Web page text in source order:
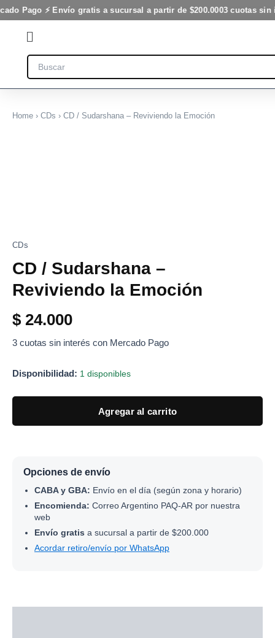
Pago ⚡ Envío gratis a sucursal a partir de $200.0003 cuotas sin
Ir
al
Flyout
Menu
Search
Home › CDs › CD / Sudarshana – Reviviendo la Emoción
CDs
CD / Sudarshana –
Reviviendo la Emoción
$ 24.000
3 cuotas sin interés con Mercado Pago
Disponibilidad: 1 disponibles
Agregar al carrito
Opciones de envío
CABA y GBA: Envío en el día (según zona y horario)
Encomienda: Correo Argentino PAQ-AR por nuestra
web
Envío gratis a sucursal a partir de $200.000
Acordar retiro/envío por WhatsApp
la
cantidad